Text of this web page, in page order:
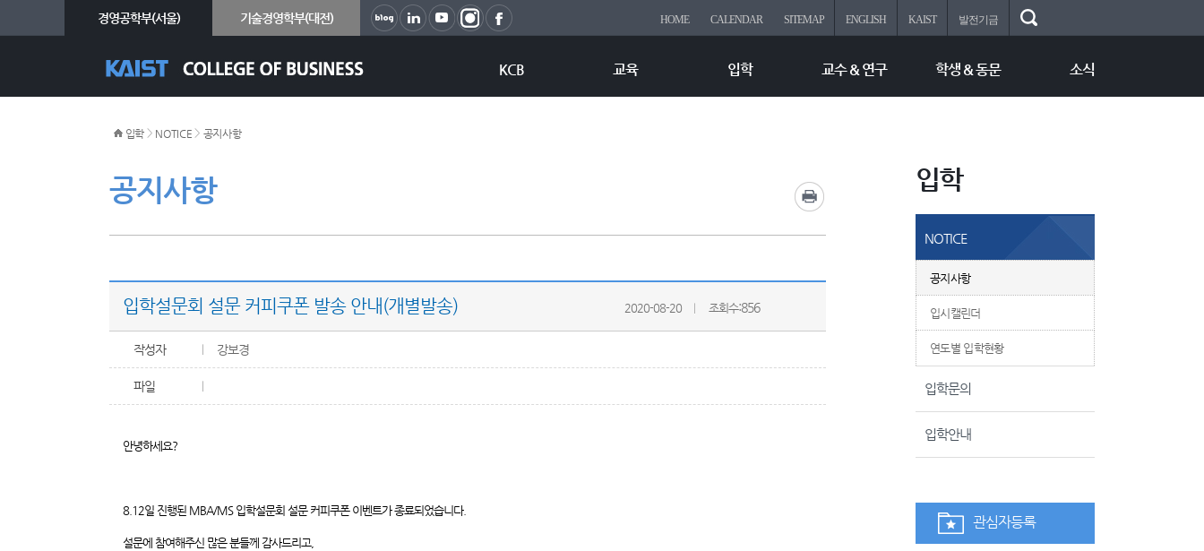
경영공학부(서울) 기술경영학부(대전) HOME CALENDAR SITEMAP ENGLISH KAIST 발전기금
KCB 교육 입학 교수 & 연구 학생 & 동문 소식
공지사항
입학 > NOTICE > 공지사항
입학설문회 설문 커피쿠폰 발송 안내(개별발송) 2020-08-20 조회수:856
작성자 강보경
파일
안녕하세요?
8.12일 진행된 MBA/MS 입학설문회 설문 커피쿠폰 이벤트가 종료되었습니다.
설문에 참여해주신 많은 분들께 감사드리고,
입학
NOTICE
공지사항
입시캘린더
연도별 입학현황
입학문의
입학안내
관심자등록